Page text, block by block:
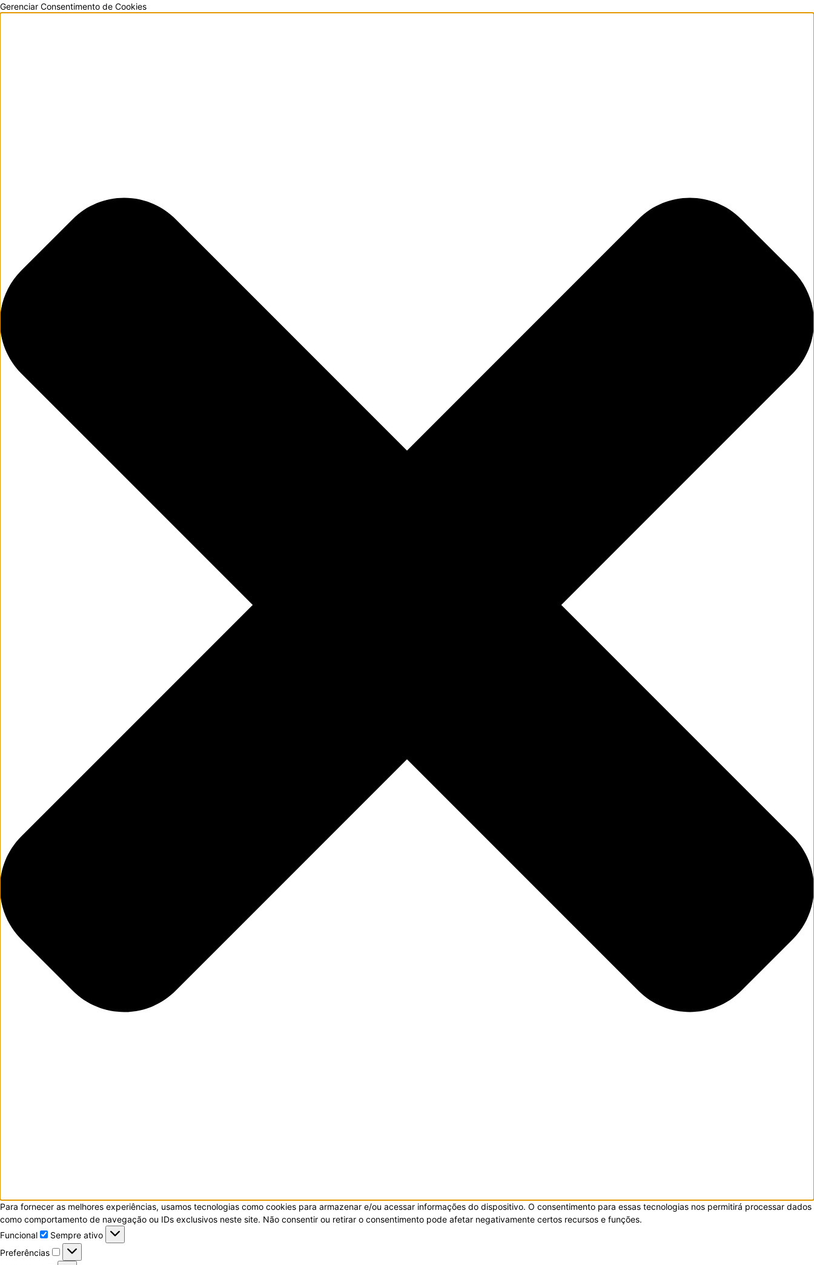
Gerenciar Consentimento de Cookies
Para fornecer as melhores experiências, usamos tecnologias como cookies para armazenar e/ou acessar informações do dispositivo. O consentimento para essas tecnologias nos permitirá processar dados
como comportamento de navegação ou IDs exclusivos neste site. Não consentir ou retirar o consentimento pode afetar negativamente certos recursos e funções.
Funcional
Funcional
Sempre ativo
Preferências
Preferências